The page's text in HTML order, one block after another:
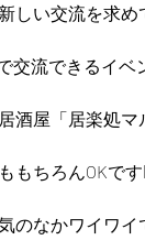
しい交流を求め
交流できるイベ
酒屋「居楽処
もちろんOKです
のなかワイワ